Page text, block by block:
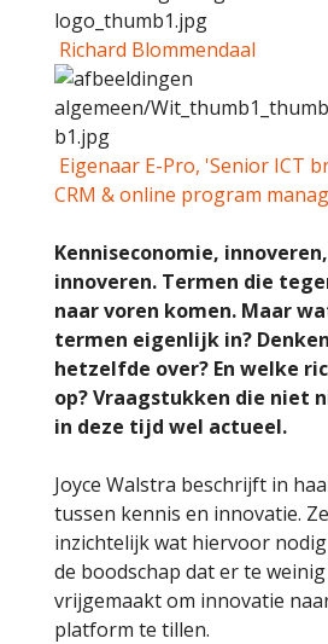
Richard Blommendaal
Eigenaar E-Pro, 'Senior ICT
CRM & online program
Kenniseconomie,
innoveren. Termen die
naar voren komen. Maar
termen eigenlijk in?
hetzelfde over? En welke
op? Vraagstukken die niet
in deze tijd wel actueel.
Joyce Walstra beschrijft in
tussen kennis en innovatie.
inzichtelijk wat hiervoor
de boodschap dat er te
vrijgemaakt om innovatie
platform te tillen.